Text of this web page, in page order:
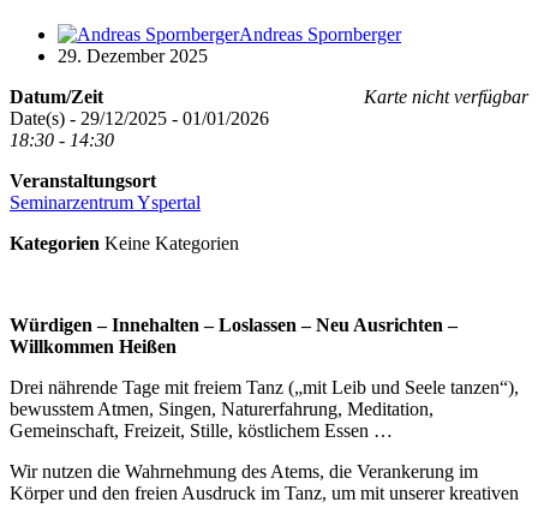
Andreas Spornberger
29. Dezember 2025
Karte nicht verfügbar
Datum/Zeit
Date(s) - 29/12/2025 - 01/01/2026
18:30 - 14:30
Veranstaltungsort
Seminarzentrum Yspertal
Kategorien Keine Kategorien
Würdigen – Innehalten – Loslassen – Neu Ausrichten –
Willkommen Heißen
Drei nährende Tage mit freiem Tanz („mit Leib und Seele tanzen“),
bewusstem Atmen, Singen, Naturerfahrung, Meditation,
Gemeinschaft, Freizeit, Stille, köstlichem Essen …
Wir nutzen die Wahrnehmung des Atems, die Verankerung im
Körper und den freien Ausdruck im Tanz, um mit unserer kreativen